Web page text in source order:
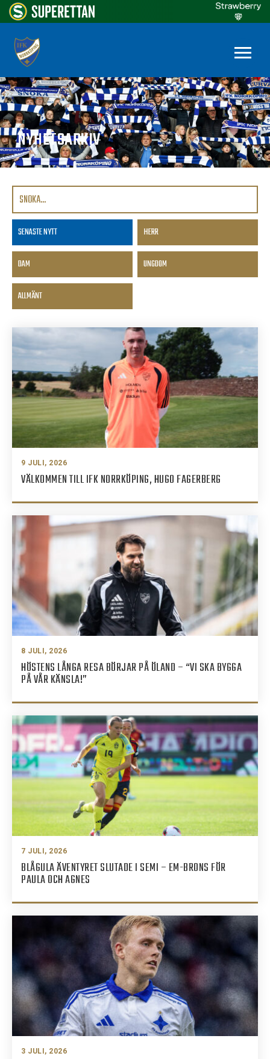
NYHETSARKIV
SENASTE NYTT HERR
DAM UNGDOM
ALLMÄNT
9 JULI, 2026
VÄLKOMMEN TILL IFK NORRKÖPING, HUGO FAGERBERG
8 JULI, 2026
HÖSTENS LÅNGA RESA BÖRJAR PÅ ÖLAND – “VI SKA BYGGA
PÅ VÅR KÄNSLA!”
7 JULI, 2026
BLÅGULA ÄVENTYRET SLUTADE I SEMI – EM-BRONS FÖR
PAULA OCH AGNES
3 JULI, 2026